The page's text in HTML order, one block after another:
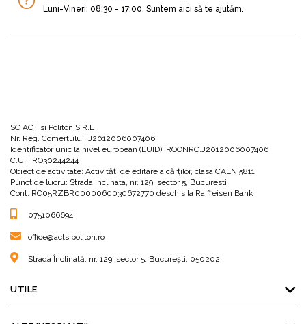
Luni-Vineri: 08:30 - 17:00. Suntem aici să te ajutăm.
SC ACT si Politon S.R.L
Nr. Reg. Comertului: J2012006007406
Identificator unic la nivel european (EUID): ROONRC.J2012006007406
C.U.I: RO30244244
Obiect de activitate: Activităţi de editare a cărţilor, clasa CAEN 5811
Punct de lucru: Strada Inclinata, nr. 129, sector 5, Bucuresti
Cont: RO05RZBR0000060030672770 deschis la Raiffeisen Bank
0751066694
office@actsipoliton.ro
Strada Înclinată, nr. 129, sector 5, București, 050202
UTILE